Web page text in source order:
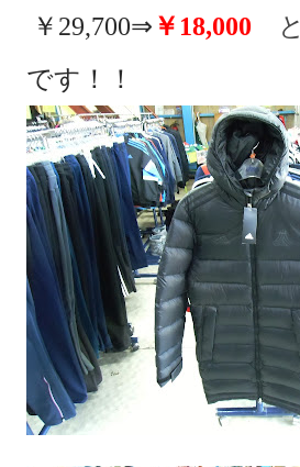
￥ 29,700⇒ ￥ 18,000 と
です！！